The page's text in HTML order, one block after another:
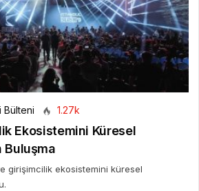
Bülteni 1.27k
Ekosistemini Küresel
Buluşma
girişimcilik ekosistemini küresel